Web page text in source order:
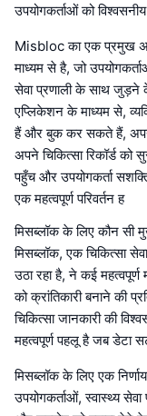
उपयोगकर्ताओं को
Misbloc का एक प्रमुख
माध्यम से है, जो
सेवा प्रणाली के साथ जुड़ने
एप्लिकेशन के माध्यम से,
हैं और बुक कर सकते हैं,
अपने चिकित्सा रिकॉर्ड
पहुँच और उपयोगकर्ता
एक महत्वपूर्ण परिवर्तन ह
मिसब्लॉक के लिए कौन सी
मिसब्लॉक, एक चिकित्सा
उठा रहा है, ने कई महत्वपूर्ण
को क्रांतिकारी बनाने की
चिकित्सा जानकारी की
महत्वपूर्ण पहलू है जब डेटा
मिसब्लॉक के लिए एक
उपयोगकर्ताओं, स्वास्थ्य